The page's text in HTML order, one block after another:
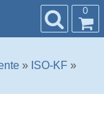
0
» ISO-KF »